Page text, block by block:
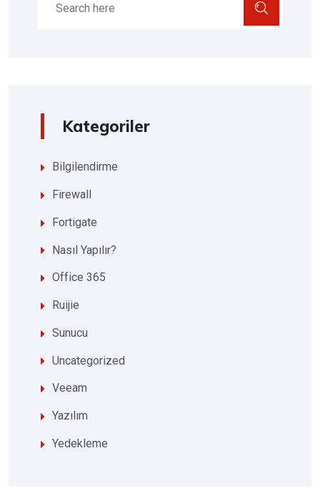
Kategoriler
Bilgilendirme
Firewall
Fortigate
Nasıl Yapılır?
Office 365
Ruijie
Sunucu
Uncategorized
Veeam
Yazılım
Yedekleme